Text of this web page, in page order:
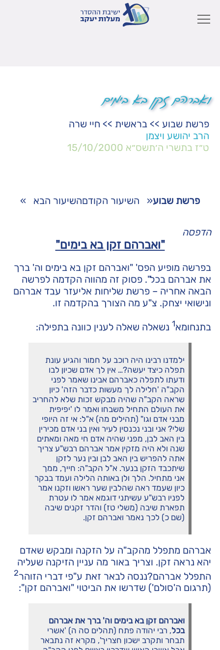
ואברהם זקן בא בימים
פרשת שבוע >> בראשית >> חיי שרה
הרב יהושע ויצמן
ט״ז בתשרי ה׳תשס״א 15/10/2000
פרשת שבוע« השיעור הקודםהשיעור הבא »
הדפסה
"ואברהם זקן בא בימים"
בפרשה מופיע הפס' "ואברהם זקן בא בימים וה' ברך
את אברהם בכל". פסוק זה מהווה הקדמה לפרשה
הבאה אחריה – פרשת שליחות אליעזר עבד אברהם
ונישואי יצחק. צ"ע מה הצורך בהקדמה זו.
בתנחומא1 נשאלה שאלה לענין כוונה בתפילה:
ילמדנו רבינו היה רוכב על חמור והגיע עונת
תפלה כיצד יעשה?… אין לך אדם שכיון לבו
ודעתו לתפלה כאברהם אבינו שאמר לפני
הקב"ה 'חלילה לך מעשות כדבר הזה' כיון
שראה הקב"ה שהיה מבקש זכות שלא להחריב
את העולם התחיל משבחו ואמר לו 'יפיפית
מבני אדם וגו" (תהילים מה) א"ל: אי זה היופי
שלי? אני ובני נכנסין לעיר ואין בני אדם מכירין
בין האב לבן, מפני שהיה אדם חי מאה ומאתים
שנה ולא היה מזקין אמר אברהם רבש"ע צריך
אתה להפריש בין האב לבן ובין נער לזקן
שיתכבד הזקן בנער. א"ל הקב"ה: חייך, ממך
אני מתחיל. הלך ולן באותה הלילה ועמד בבקר
כיון שעמד ראה שהלבין שער ראשו וזקנו אמר
לפניו רבש"ע עשיתני דוגמא אמר לו עטרת
תפארת שיבה (משלי טז) והדר זקנים שיבה
(שם כ) לכך נאמר ואברהם זקן.
אברהם מתפלל מהקב"ה על הזקנה ומבקש שאדם
יהא נראה זקן. וצריך באור מה עניין הזיקנה שעליה
התפלל אברהם?ננסה לבאר זאת ע"פי דברי הזוהר2
(תרגום ה'סולם') שדרשו את הביטוי "ואברהם זקן":
ואברהם זקן בא בימים וה' ברך את אברהם
בכל, רבי יהודה פתח (תהלים סה ה) 'אשרי
תבחר ותקרב ישכון חצריך', מקרא זה נתבאר